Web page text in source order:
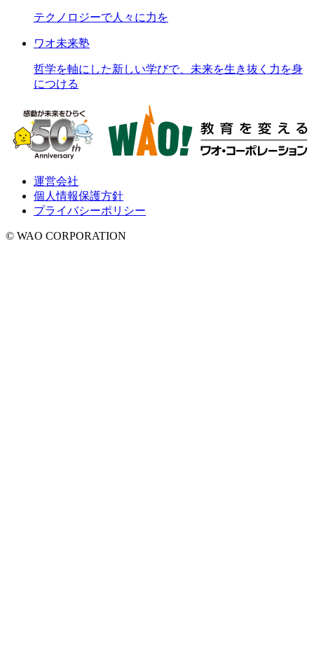
テクノロジーで人々に力を
ワオ未来塾
哲学を軸にした新しい学びで、未来を生き抜く力を身
につける
運営会社
個人情報保護方針
プライバシーポリシー
© WAO CORPORATION